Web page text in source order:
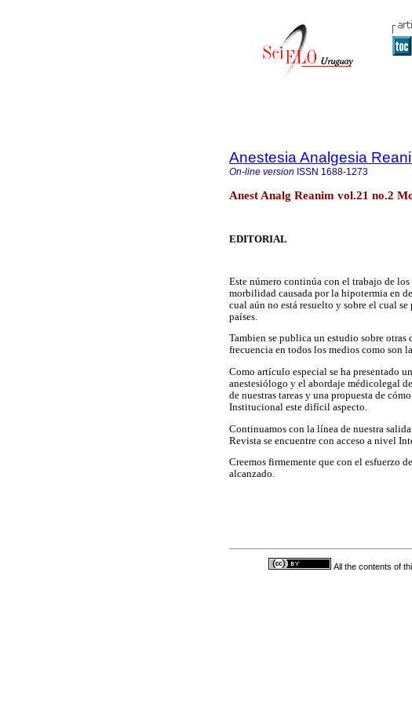
Anestesia Analgesia
On-line version ISSN 1688-1273
Anest Analg Reanim vol.21 no.2
EDITORIAL
Este número continúa con el trabajo de
morbilidad causada por la hipotermia en
cual aún no está resuelto y sobre el cual
países.
Tambien se publica un estudio sobre
frecuencia en todos los medios como son
Como artículo especial se ha presentado
anestesiólogo y el abordaje médicolegal
de nuestras tareas y una propuesta de
Institucional este difícil aspecto.
Continuamos con la línea de nuestra
Revista se encuentre con acceso a nivel
Creemos firmemente que con el esfuerzo
alcanzado.
All the contents of